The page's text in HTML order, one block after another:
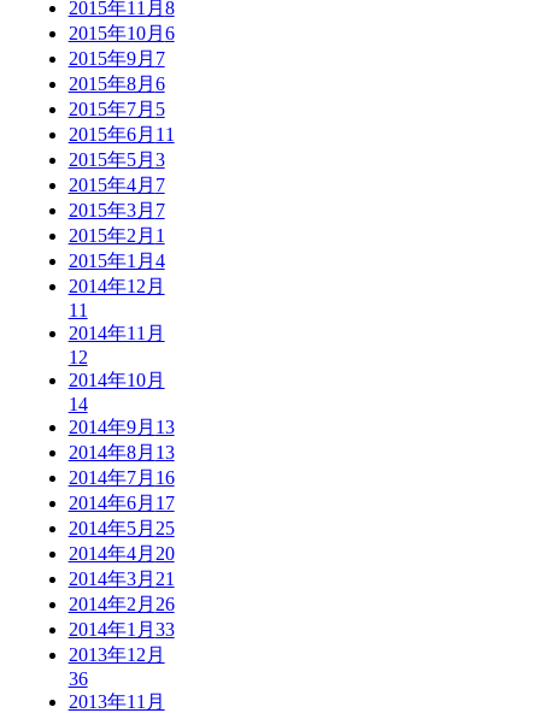
2015年11月 8
2015年10月 6
2015年9月 7
2015年8月 6
2015年7月 5
2015年6月 11
2015年5月 3
2015年4月 7
2015年3月 7
2015年2月 1
2015年1月 4
2014年12月
11
2014年11月
12
2014年10月
14
2014年9月 13
2014年8月 13
2014年7月 16
2014年6月 17
2014年5月 25
2014年4月 20
2014年3月 21
2014年2月 26
2014年1月 33
2013年12月
36
2013年11月